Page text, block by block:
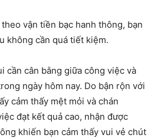
vận tiền bạc hanh thông, bạn
không cần quá tiết kiệm.
cần cân bằng giữa công việc và
ngày hôm nay. Do bận rộn với
cảm thấy mệt mỏi và chán
đạt kết quả cao, nhận được
khiến bạn cảm thấy vui vẻ chút